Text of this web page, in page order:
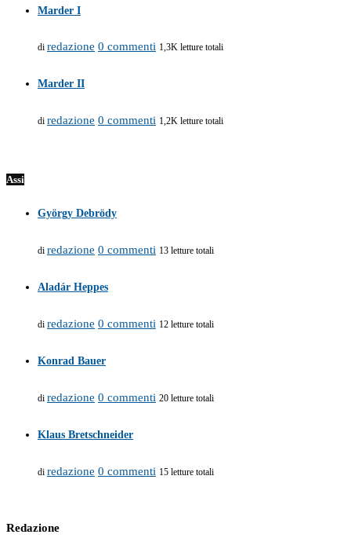
Marder I
di redazione 0 commenti 1,3K letture totali
Marder II
di redazione 0 commenti 1,2K letture totali
Assi
György Debrödy
di redazione 0 commenti 13 letture totali
Aladár Heppes
di redazione 0 commenti 12 letture totali
Konrad Bauer
di redazione 0 commenti 20 letture totali
Klaus Bretschneider
di redazione 0 commenti 15 letture totali
Redazione